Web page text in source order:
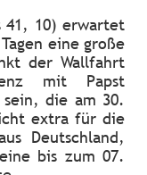
41, 10) erwartet
eine große
der Wallfahrt
mit Papst
sein, die am 30.
extra für die
Deutschland,
bis zum 07.